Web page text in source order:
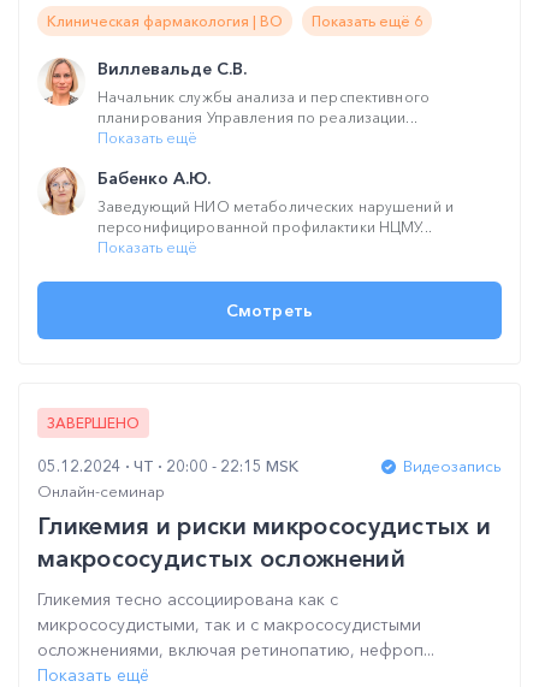
Клиническая фармакология | ВО Показать ещё 6
Виллевальде С.В.
Начальник службы анализа и перспективного
планирования Управления по реализации...
Показать ещё
Бабенко А.Ю.
Заведующий НИО метаболических нарушений и
персонифицированной профилактики НЦМУ...
Показать ещё
Смотреть
ЗАВЕРШЕНО
05.12.2024 ЧТ 20:00 - 22:15 MSK
Видеозапись
Онлайн-семинар
Гликемия и риски микрососудистых и
макрососудистых осложнений
Гликемия тесно ассоциирована как с
микрососудистыми, так и с макрососудистыми
осложнениями, включая ретинопатию, нефроп...
Показать ещё